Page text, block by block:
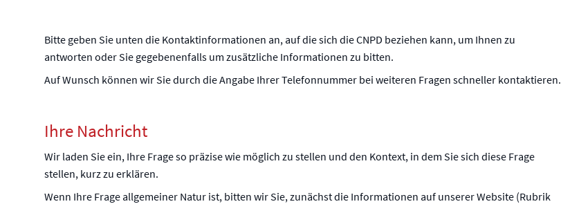
Bitte geben Sie unten die Kontaktinformationen an, auf die sich die CNPD beziehen kann, um Ihnen zu
antworten oder Sie gegebenenfalls um zusätzliche Informationen zu bitten.
Auf Wunsch können wir Sie durch die Angabe Ihrer Telefonnummer bei weiteren Fragen schneller kontaktieren.
Ihre Nachricht
Wir laden Sie ein, Ihre Frage so präzise wie möglich zu stellen und den Kontext, in dem Sie sich diese Frage
stellen, kurz zu erklären.
Wenn Ihre Frage allgemeiner Natur ist, bitten wir Sie, zunächst die Informationen auf unserer Website (Rubrik